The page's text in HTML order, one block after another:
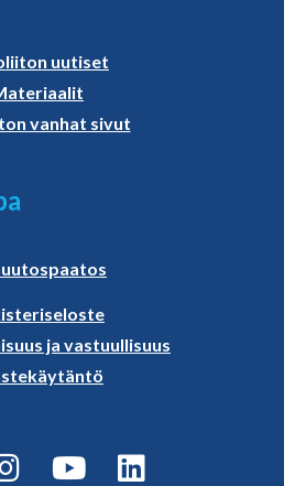
uutiset
vanhat sivut
ja vastuullisuus